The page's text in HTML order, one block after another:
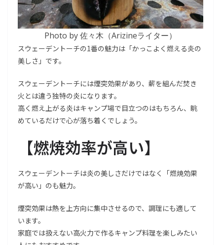
Photo by 佐々木（Arizineライター）
スウェーデントーチの1番の魅力は「かっこよく燃える炎の
美しさ」です。
スウェーデントーチには煙突効果があり、薪を組んだ焚き
火とは違う独特の炎になります。
高く燃え上がる炎はキャンプ場で目立つのはもちろん、眺
めているだけで心が落ち着くでしょう。
【燃焼効率が高い】
スウェーデントーチは炎の美しさだけではなく「燃焼効果
が高い」のも魅力。
煙突効果は熱を上方向に集中させるので、調理にも適して
います。
家庭では扱えない高火力で作るキャンプ料理を楽しみたい